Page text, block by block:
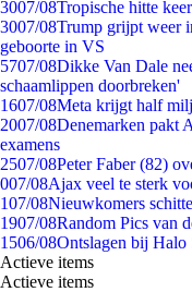
3007/08Tropische hitte
3007/08Trump grijpt weer
geboorte in VS
5707/08Dikke Van Dale
schaamlippen doorbreken'
1607/08Meta krijgt half
2007/08Denemarken pakt
examens
2507/08Peter Faber (82)
007/08Ajax veel te sterk
107/08Nieuwkomers
1907/08Random Pics van
1506/08Ontslagen bij Halo
Actieve items
Actieve items